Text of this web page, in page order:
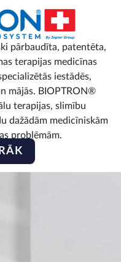
pārbaudīta, patentēta,
terapijas medicīnas
iestādēs,
mājās. BIOPTRON®
terapijas, slimību
dažādām medicīniskām
problēmām.